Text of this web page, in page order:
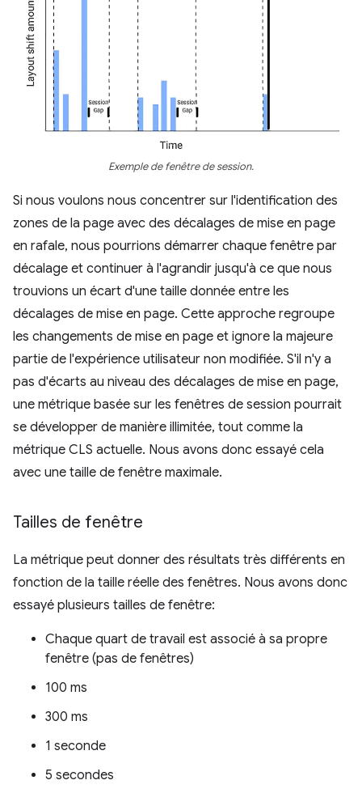
Exemple de fenêtre de session.
Si nous voulons nous concentrer sur l'identification des
zones de la page avec des décalages de mise en page
en rafale, nous pourrions démarrer chaque fenêtre par
décalage et continuer à l'agrandir jusqu'à ce que nous
trouvions un écart d'une taille donnée entre les
décalages de mise en page. Cette approche regroupe
les changements de mise en page et ignore la majeure
partie de l'expérience utilisateur non modifiée. S'il n'y a
pas d'écarts au niveau des décalages de mise en page,
une métrique basée sur les fenêtres de session pourrait
se développer de manière illimitée, tout comme la
métrique CLS actuelle. Nous avons donc essayé cela
avec une taille de fenêtre maximale.
Tailles de fenêtre
La métrique peut donner des résultats très différents en
fonction de la taille réelle des fenêtres. Nous avons donc
essayé plusieurs tailles de fenêtre:
Chaque quart de travail est associé à sa propre
fenêtre (pas de fenêtres)
100 ms
300 ms
1 seconde
5 secondes